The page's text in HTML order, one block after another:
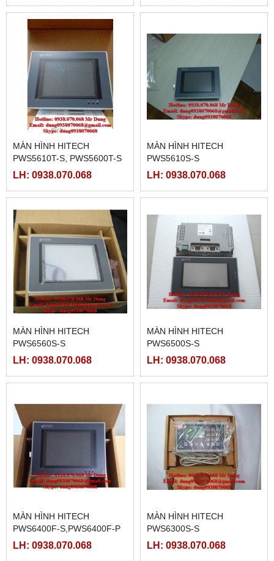
MÀN HÌNH HITECH
PWS5610T-S, PWS5600T-S
LH: 0938.070.068
MÀN HÌNH HITECH
PWS5610S-S
LH: 0938.070.068
MÀN HÌNH HITECH
PWS6560S-S
LH: 0938.070.068
MÀN HÌNH HITECH
PWS6500S-S
LH: 0938.070.068
MÀN HÌNH HITECH
PWS6400F-S,PWS6400F-P
LH: 0938.070.068
MÀN HÌNH HITECH
PWS6300S-S
LH: 0938.070.068